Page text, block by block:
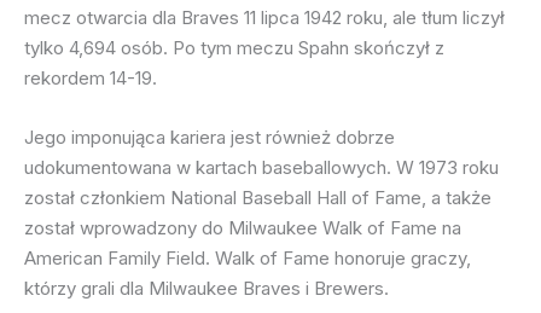
mecz otwarcia dla Braves 11 lipca 1942 roku, ale tłum liczył
tylko 4,694 osób. Po tym meczu Spahn skończył z
rekordem 14-19.
Jego imponująca kariera jest również dobrze
udokumentowana w kartach baseballowych. W 1973 roku
został członkiem National Baseball Hall of Fame, a także
został wprowadzony do Milwaukee Walk of Fame na
American Family Field. Walk of Fame honoruje graczy,
którzy grali dla Milwaukee Braves i Brewers.